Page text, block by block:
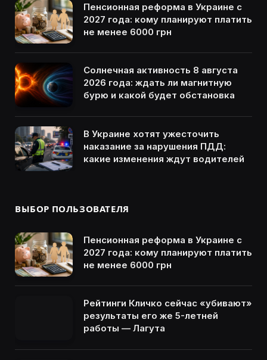
Пенсионная реформа в Украине с
2027 года: кому планируют платить
не менее 6000 грн
Солнечная активность 8 августа
2026 года: ждать ли магнитную
бурю и какой будет обстановка
В Украине хотят ужесточить
наказание за нарушения ПДД:
какие изменения ждут водителей
ВЫБОР ПОЛЬЗОВАТЕЛЯ
Пенсионная реформа в Украине с
2027 года: кому планируют платить
не менее 6000 грн
Рейтинги Кличко сейчас «убивают»
результаты его же 5-летней
работы — Лагута